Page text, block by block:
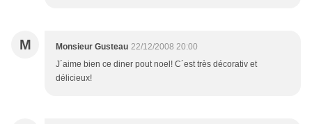
M Monsieur Gusteau 22/12/2008 20:00
J´aime bien ce diner pout noel! C´est très décorativ et
délicieux!